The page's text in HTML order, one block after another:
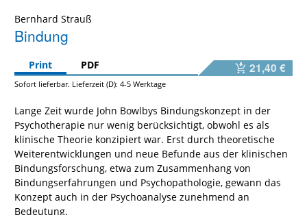
Bernhard Strauß
Bindung
Print PDF 21,40 €
Sofort lieferbar. Lieferzeit (D): 4-5 Werktage
Lange Zeit wurde John Bowlbys Bindungskonzept in der
Psychotherapie nur wenig berücksichtigt, obwohl es als
klinische Theorie konzipiert war. Erst durch theoretische
Weiterentwicklungen und neue Befunde aus der klinischen
Bindungsforschung, etwa zum Zusammenhang von
Bindungserfahrungen und Psychopathologie, gewann das
Konzept auch in der Psychoanalyse zunehmend an
Bedeutung.